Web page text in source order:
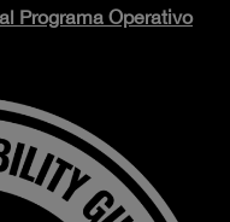
Programa Operativo